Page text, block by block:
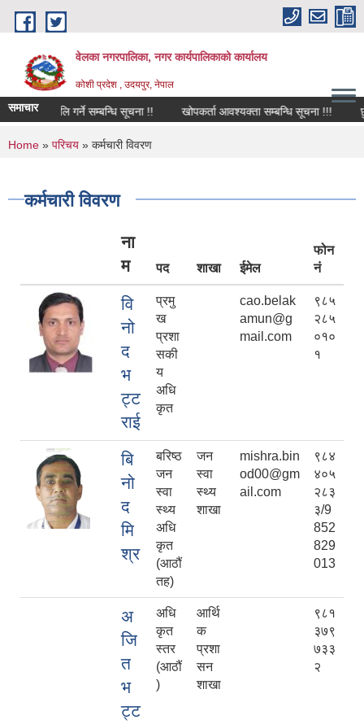
Skip to main content
वेलका नगरपालिका, नगर कार्यपालिकाको कार्यालय
कोशी प्रदेश , उदयपुर, नेपाल
समाचार
खालि गर्ने सम्बन्धि सूचना !! खोपकर्ता आवश्यक्ता सम्बन्धि सूचना !!! छुट सुबिदा
You are here
Home » परिचय » कर्मचारी विवरण
कर्मचारी विवरण
ना
म
पद शाखा ईमेल
फोन
नं
वि
नो
द
भ
ट्ट
राई
प्रमु
ख
प्रशा
सकी
य
अधि
कृत
cao.belak
amun@g
mail.com
९८५
२८५
०१०
१
बि
नो
द
मि
श्र
बरिष्ठ
जन
स्वा
स्थ्य
अधि
कृत
(आठौं
तह)
जन
स्वा
स्थ्य
शाखा
mishra.bin
od00@gm
ail.com
९८४
४०५
२८३
३/9
852
829
013
अ
जि
त
भ
ट्ट
अधि
कृत
स्तर
(आठौं
)
आर्थि
क
प्रशा
सन
शाखा
९८१
३७९
७३३
२